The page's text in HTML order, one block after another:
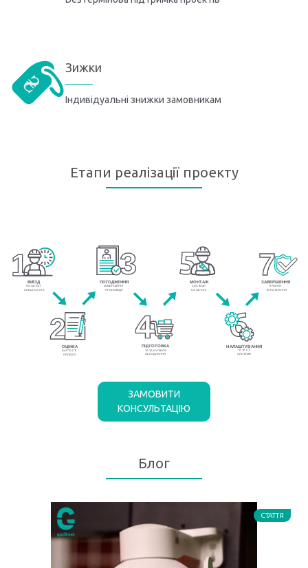
Зижки
Індивідуальні знижки замовникам
Етапи реалізації проекту
ЗАМОВИТИ
КОНСУЛЬТАЦІЮ
Блог
СТАТТЯ